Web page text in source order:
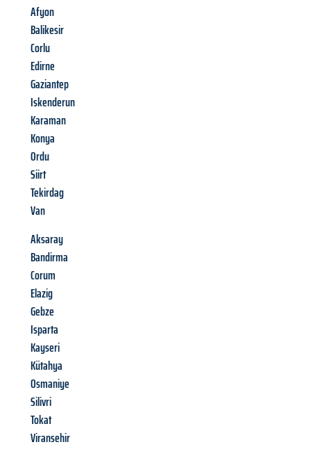
Afyon
Balikesir
Corlu
Edirne
Gaziantep
Iskenderun
Karaman
Konya
Ordu
Siirt
Tekirdag
Van
Aksaray
Bandirma
Corum
Elazig
Gebze
Isparta
Kayseri
Kütahya
Osmaniye
Silivri
Tokat
Viransehir